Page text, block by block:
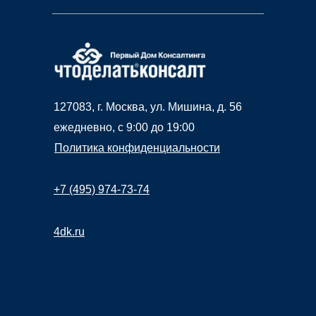
ежедневно, c 9:00 до 19:00
127083, г. Москва, ул. Мишина, д. 56
Политика конфиденциальности
4dk.ru
+7 (495) 974-73-74